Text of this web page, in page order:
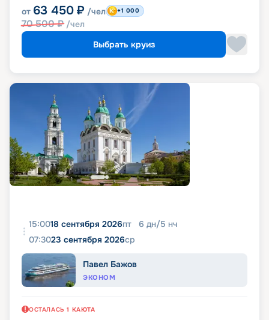
от 63 450 ₽ /чел
70 500₽ /чел
+1 000
Выбрать круиз
15:0018 сентября 2026пт 6 дн/5 нч
07:3023 сентября 2026ср
Павел Бажов
ЭКОНОМ
ОСТАЛАСЬ 1 КАЮТА